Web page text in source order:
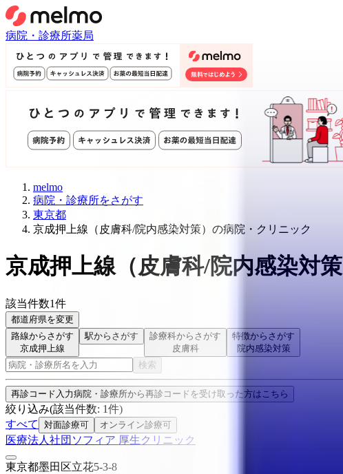
病院・診療所薬局
melmo
病院・診療所をさがす
東京都
京成押上線（皮膚科/院内感染対策）の病院・クリニック
京成押上線（皮膚科/院内感染対策
該当件数1件
都道府県を変更
路線からさがす
京成押上線
駅からさがす
診療科からさがす
皮膚科
特徴からさがす
院内感染対策
検索
再診コード入力病院・診療所から再診コードを受け取った方はこちら
絞り込み(該当件数: 1件)
すべて
対面診療可 オンライン診療可
医療法人社団ソフィア 厚生クリニック
東京都墨田区立花5-3-8